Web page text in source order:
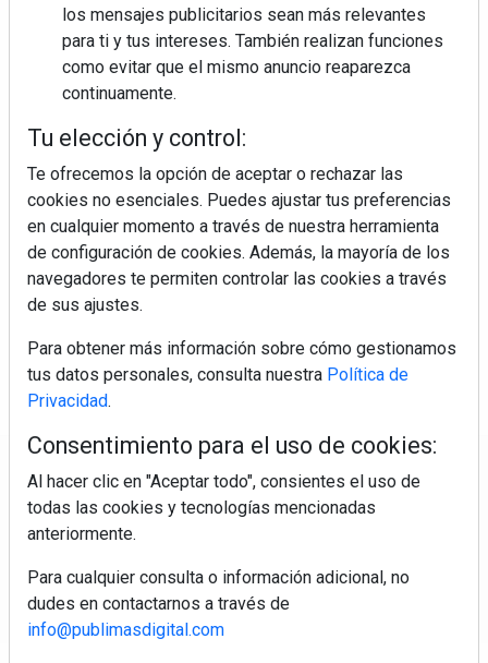
Sapienstone y Cupa Stone refuerzan
su alianza con una nueva superficie
cerámica que anticipa las tendencias
LivingPINO® amplía su visión del
hogar con el lanzamiento de su nueva
línea de armarios
Crecimiento a distintas velocidades: el
futuro económico de Andalucía,
Canarias, Ceuta y Melilla
Regístrate y accede a contenidos
exclusivos
los mensajes publicitarios sean más relevantes
para ti y tus intereses. También realizan funciones
como evitar que el mismo anuncio reaparezca
continuamente.
Tu elección y control:
Te ofrecemos la opción de aceptar o rechazar las
cookies no esenciales. Puedes ajustar tus preferencias
en cualquier momento a través de nuestra herramienta
de configuración de cookies. Además, la mayoría de los
navegadores te permiten controlar las cookies a través
de sus ajustes.
Para obtener más información sobre cómo gestionamos
tus datos personales, consulta nuestra Política de
Privacidad.
Consentimiento para el uso de cookies:
Al hacer clic en "Aceptar todo", consientes el uso de
todas las cookies y tecnologías mencionadas
anteriormente.
Para cualquier consulta o información adicional, no
dudes en contactarnos a través de
info@publimasdigital.com